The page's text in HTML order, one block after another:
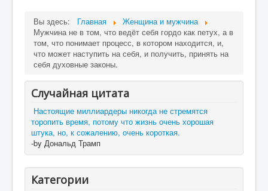
Вы здесь: Главная
Женщина и мужчина
Мужчина не в том, что ведёт себя гордо как петух, а в
том, что понимает процесс, в котором находится, и,
что может наступить на себя, и получить, принять на
себя духовные законы.
Случайная цитата
Настоящие миллиардеры никогда не стремятся
торопить время, потому что жизнь очень хорошая
штука, но, к сожалению, очень короткая.
-by Дональд Трамп
Категории